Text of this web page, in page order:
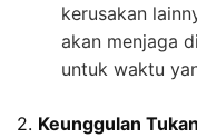
kerusakan
akan menjaga
untuk waktu
2. Keunggulan